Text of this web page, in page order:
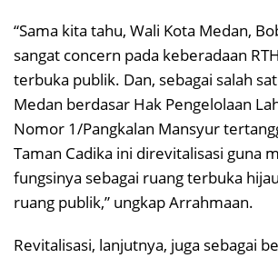
“Sama kita tahu, Wali Kota Medan,
sangat concern pada keberadaan
terbuka publik. Dan, sebagai salah
Medan berdasar Hak Pengelolaan
Nomor 1/Pangkalan Mansyur
Taman Cadika ini direvitalisasi guna
fungsinya sebagai ruang terbuka
ruang publik,” ungkap Arrahmaan.
Revitalisasi, lanjutnya, juga sebagai